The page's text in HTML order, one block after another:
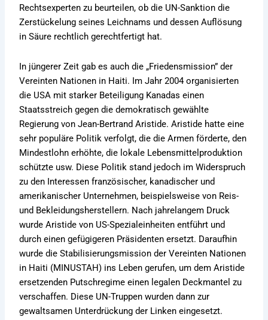
Rechtsexperten zu beurteilen, ob die UN-Sanktion die
Zerstückelung seines Leichnams und dessen Auflösung
in Säure rechtlich gerechtfertigt hat.
In jüngerer Zeit gab es auch die „Friedensmission” der
Vereinten Nationen in Haiti. Im Jahr 2004 organisierten
die USA mit starker Beteiligung Kanadas einen
Staatsstreich gegen die demokratisch gewählte
Regierung von Jean-Bertrand Aristide. Aristide hatte eine
sehr populäre Politik verfolgt, die die Armen förderte, den
Mindestlohn erhöhte, die lokale Lebensmittelproduktion
schützte usw. Diese Politik stand jedoch im Widerspruch
zu den Interessen französischer, kanadischer und
amerikanischer Unternehmen, beispielsweise von Reis-
und Bekleidungsherstellern. Nach jahrelangem Druck
wurde Aristide von US-Spezialeinheiten entführt und
durch einen gefügigeren Präsidenten ersetzt. Daraufhin
wurde die Stabilisierungsmission der Vereinten Nationen
in Haiti (MINUSTAH) ins Leben gerufen, um dem Aristide
ersetzenden Putschregime einen legalen Deckmantel zu
verschaffen. Diese UN-Truppen wurden dann zur
gewaltsamen Unterdrückung der Linken eingesetzt.